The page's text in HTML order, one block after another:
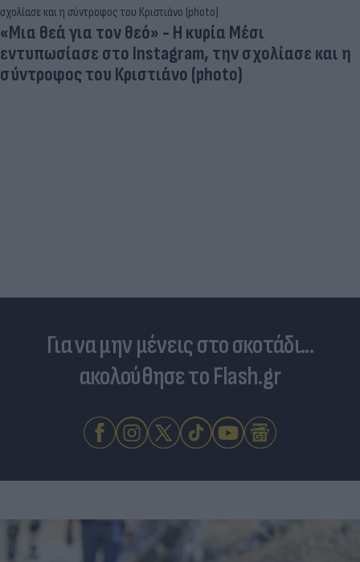
«Μια θεά για τον θεό» - Η κυρία Μέσι
εντυπωσίασε στο Instagram, την σχολίασε και η
σύντροφος του Κριστιάνο (photo)
Για να μην μένεις στο σκοτάδι...
ακολούθησε το Flash.gr